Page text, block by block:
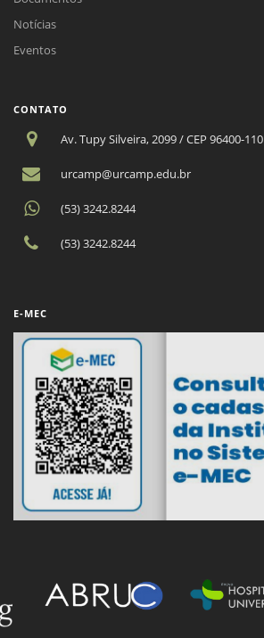
Notícias
Eventos
CONTATO
Av. Tupy Silveira, 2099 / CEP 96400-110
urcamp@urcamp.edu.br
(53) 3242.8244
(53) 3242.8244
E-MEC